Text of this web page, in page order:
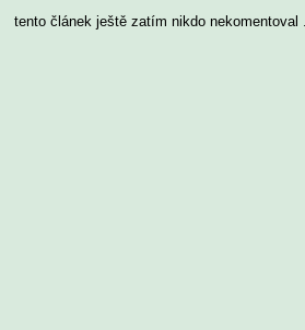
tento článek ještě zatím nikdo nekomentoval